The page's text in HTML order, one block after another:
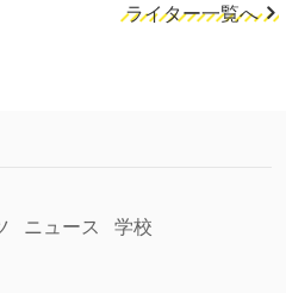
ライター一覧へ
ニュース
学校